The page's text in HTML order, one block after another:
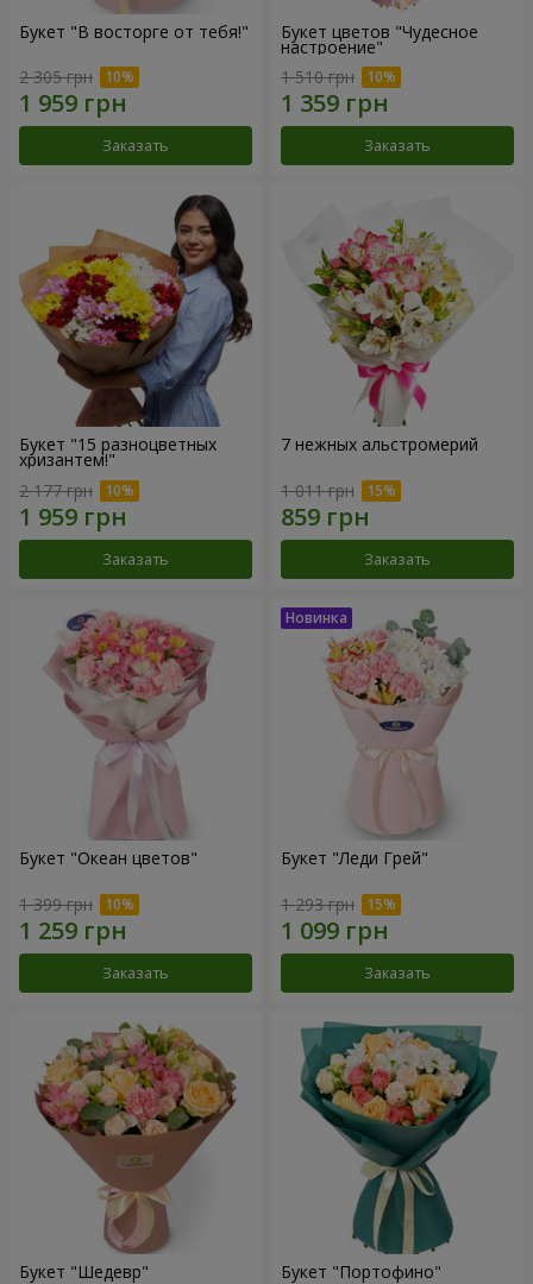
Букет "В восторге от тебя!"
2 305 грн
Заказать
Букет цветов "Чудесное
настроение"
1 510 грн
Заказать
Букет "15 разноцветных
хризантем!"
2 177 грн
Заказать
7 нежных альстромерий
1 011 грн
Заказать
Букет "Океан цветов"
1 399 грн
Заказать
Букет "Леди Грей"
1 293 грн
Заказать
Букет "Шедевр" Букет "Портофино"